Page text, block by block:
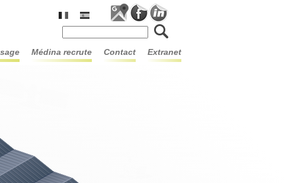
Formulaire de recherche
médina recrute contact extranet